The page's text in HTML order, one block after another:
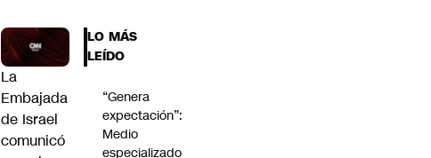
La
Embajada
de Israel
comunicó
LO MÁS
LEÍDO
“Genera
expectación”:
Medio
especializado